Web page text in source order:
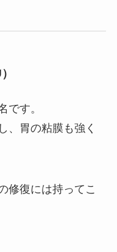
です。
、胃の粘膜も強く
修復には持ってこ